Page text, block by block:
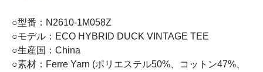
○型番：N2610-1M058Z
○モデル：ECO HYBRID DUCK VINTAGE TEE
○生産国：China
○素材：Ferre Yarn (ポリエステル50%、コットン47%、